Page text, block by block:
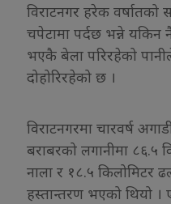
विराटनगर हरेक
चपेटामा पर्दछ भन्ने यकिन नै
भएकै बेला परिरहेको
दोहोरिरहेको छ ।
विराटनगरमा चारवर्ष
बराबरको लगानीमा ८६.५
नाला र १८.५ किलोमिटर
हस्तान्तरण भएको थियो